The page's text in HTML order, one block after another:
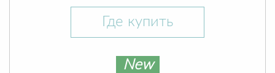
Где купить
New